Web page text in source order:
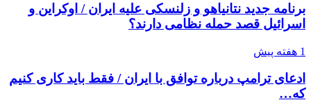
برنامه جدید نتانیاهو و زلنسکی علیه ایران / اوکراین و
اسرائیل قصد حمله نظامی دارند؟
1 هفته پیش
ادعای ترامپ درباره توافق با ایران / فقط باید کاری کنیم
که…